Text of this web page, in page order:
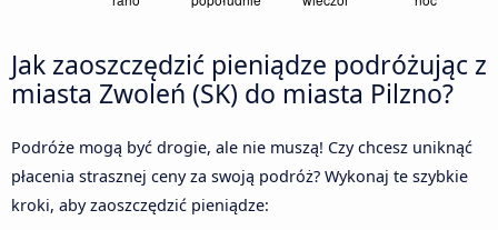
Jak zaoszczędzić pieniądze podróżując z
miasta Zwoleń (SK) do miasta Pilzno?
Podróże mogą być drogie, ale nie muszą! Czy chcesz uniknąć
płacenia strasznej ceny za swoją podróż? Wykonaj te szybkie
kroki, aby zaoszczędzić pieniądze: